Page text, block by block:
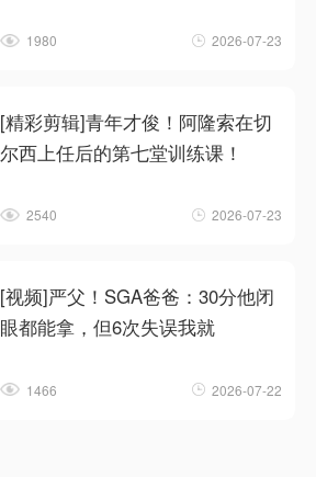
1980 2026-07-23
[精彩剪辑]青年才俊！阿隆索在切
尔西上任后的第七堂训练课！
2540 2026-07-23
[视频]严父！SGA爸爸：30分他闭
眼都能拿，但6次失误我就
1466 2026-07-22